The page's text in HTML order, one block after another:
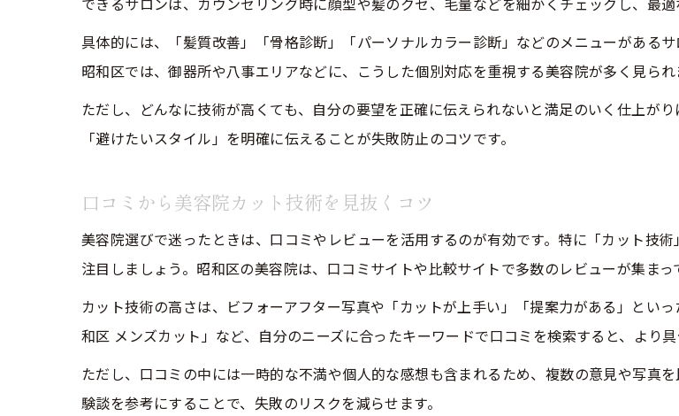
口コミで選ぶ昭和区美容院の技
昭和区 メンズにもおすすめ美容
昭和区 美容院 安い店のカット満
美容院を通じたカット満足度アップ
美容院で満足度が高まるカット相
美容院カット後のお手入れアド
昭和区 美容院 メンズ満足のポイ
昭和区で通いやすい美容院とその選
美容院通いが続く昭和区のサロ
昭和区美容院のアクセスと予約
具体的には、「髪質改善」「骨格診断」「パーソナルカラー診断」などのメニューがある
昭和区では、御器所や八事エリアなどに、こうした個別対応を重視する美容院が多く見られ
ただし、どんなに技術が高くても、自分の要望を正確に伝えられないと満足のいく仕上が
「避けたいスタイル」を明確に伝えることが失敗防止のコツです。
口コミから美容院カット技術を見抜くコツ
美容院選びで迷ったときは、口コミやレビューを活用するのが有効です。特に「カット技
注目しましょう。昭和区の美容院は、口コミサイトや比較サイトで多数のレビューが集ま
カット技術の高さは、ビフォーアフター写真や「カットが上手い」「提案力がある」とい
和区 メンズカット」など、自分のニーズに合ったキーワードで口コミを検索すると、より具
ただし、口コミの中には一時的な不満や個人的な感想も含まれるため、複数の意見や写真
験談を参考にすることで、失敗のリスクを減らせます。